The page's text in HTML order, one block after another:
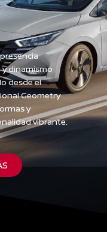
dinamismo
desde el
Geometry
y
vibrante.